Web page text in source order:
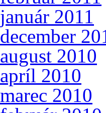
január 2011
december
august 2010
apríl 2010
marec 2010